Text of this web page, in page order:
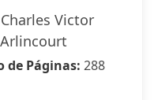
Charles Victor
de Páginas: 288